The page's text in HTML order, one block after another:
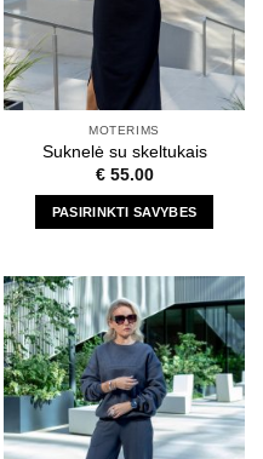
MOTERIMS
Suknelė su skeltukais
€55.00
PASIRINKTI SAVYBES
multiple
variants.
The
options
may
be